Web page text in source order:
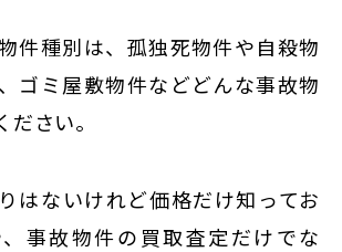
件種別は、孤独死物件や自殺物
ゴミ屋敷物件などどんな事故物
さい。
はないけれど価格だけ知ってお
事故物件の買取査定だけでな